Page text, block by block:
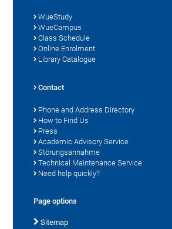
WueStudy
WueCampus
Class Schedule
Online Enrolment
Library Catalogue
Contact
Phone and Address Directory
How to Find Us
Press
Academic Advisory Service
Störungsannahme
Technical Maintenance Service
Need help quickly?
Page options
Sitemap